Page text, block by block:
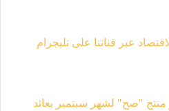
عبر قناتنا على تليجرام
منتج "صح" لشهر سبتمبر بعائد